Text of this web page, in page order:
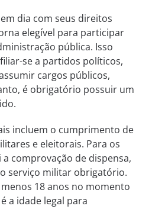
dia com seus direitos
elegível para participar
pública. Isso
se a partidos políticos,
cargos públicos,
é obrigatório possuir um
incluem o cumprimento de
e eleitorais. Para os
comprovação de dispensa,
serviço militar obrigatório.
18 anos no momento
a idade legal para